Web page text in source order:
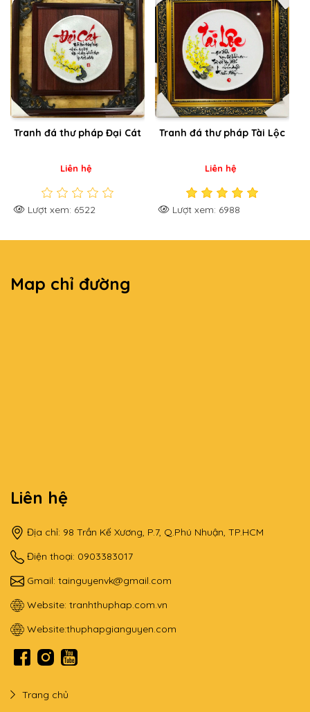
Tranh đá thư pháp Đại Cát
Liên hệ
Lượt xem: 6522
Tranh đá thư pháp Tài Lộc
Liên hệ
Lượt xem: 6988
Map chỉ đường
Liên hệ
Địa chỉ: 98 Trần Kế Xương, P.7, Q.Phú Nhuận, TP.HCM
Điện thoại: 0903383017
Gmail: tainguyenvk@gmail.com
Website: tranhthuphap.com.vn
Website:thuphapgianguyen.com
Trang chủ